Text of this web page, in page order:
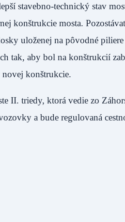
stavebno-technický stav
konštrukcie mosta.
uloženej na pôvodné
tak, aby bol na konštrukcií
konštrukcie.
II. triedy, ktorá vedie zo
a bude regulovaná